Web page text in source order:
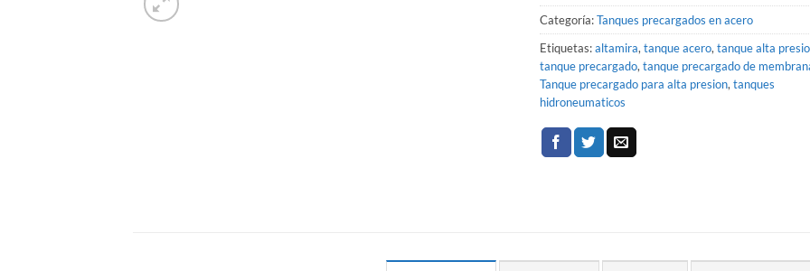
Categoría:Tanques precargados en acero
Etiquetas:altamira, tanque acero, tanque alta
tanque precargado, tanque precargado de
Tanque precargado para alta presion, tanques
hidroneumaticos